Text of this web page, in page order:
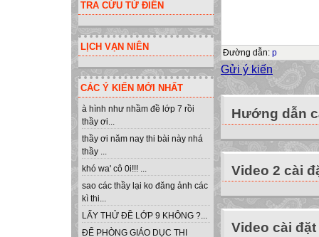
TRA CỨU TỪ ĐIỂN
LỊCH VẠN NIÊN
CÁC Ý KIẾN MỚI NHẤT
à hình như nhầm đề lớp 7 rồi
thầy ơi...
thầy ơi năm nay thi bài này nhá
thầy ...
khó wa' cô 0i!!! ...
sao các thầy lại ko đăng ảnh các
kì thi...
LẤY THỬ ĐỀ LỚP 9 KHÔNG ?...
ĐỂ PHÒNG GIÁO DỤC THI
- Tốc độ gõ
- Gõ chính xác
Ngoài ra, gõ
SỬ DỤNG
Bài 7:
ĐỂ LUYỆN GÕ
1. Giới thiệu
Bảng chọn
Các mức luyện
Đường dẫn: p
Gửi ý kiến
Hướng dẫn
Video 2 cài
Video cài đặt